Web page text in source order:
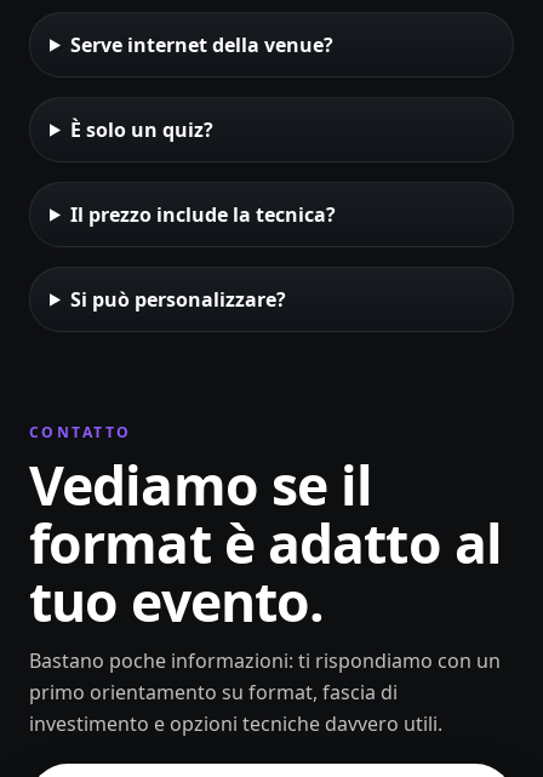
Serve internet della venue?
È solo un quiz?
Il prezzo include la tecnica?
Si può personalizzare?
CONTATTO
Vediamo se il
format è adatto al
tuo evento.
Bastano poche informazioni: ti rispondiamo con un
primo orientamento su format, fascia di
investimento e opzioni tecniche davvero utili.